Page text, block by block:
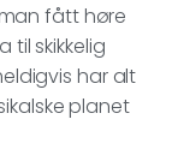
fått høre
skikkelig
har alt
planet